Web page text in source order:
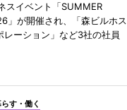
スイベント「SUMMER
」が開催され、「森ビルホス
レーション」など3社の社員
す・働く